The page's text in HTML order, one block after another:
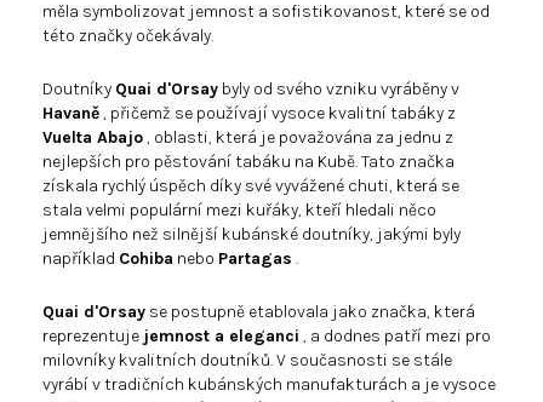
měla symbolizovat jemnost a sofistikovanost, které se od
této značky očekávaly.
Doutníky Quai d'Orsay byly od svého vzniku vyráběny v
Havaně, přičemž se používají vysoce kvalitní tabáky z
Vuelta Abajo, oblasti, která je považována za jednu z
nejlepších pro pěstování tabáku na Kubě. Tato značka
získala rychlý úspěch díky své vyvážené chuti, která se
stala velmi populární mezi kuřáky, kteří hledali něco
jemnějšího než silnější kubánské doutníky, jakými byly
například Cohiba nebo Partagas .
Quai d'Orsay se postupně etablovala jako značka, která
reprezentuje jemnost a eleganci , a dodnes patří mezi pro
milovníky kvalitních doutníků. V současnosti se stále
vyrábí v tradičních kubánských manufakturách a je vysoce